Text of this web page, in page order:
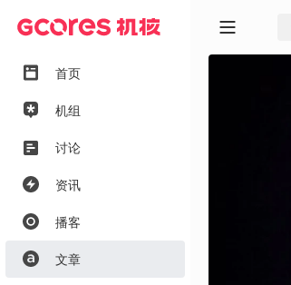
首页
机组
讨论
资讯
播客
文章